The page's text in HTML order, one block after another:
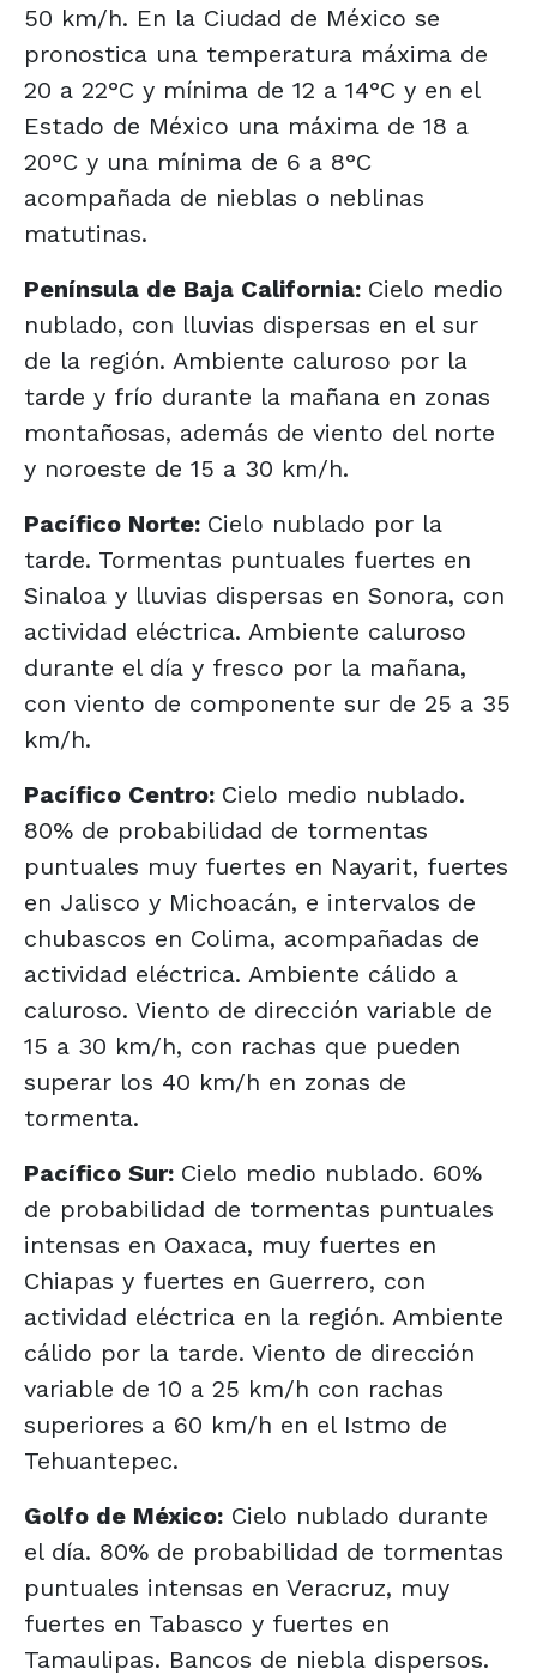
50 km/h. En la Ciudad de México se
pronostica una temperatura máxima de
20 a 22°C y mínima de 12 a 14°C y en el
Estado de México una máxima de 18 a
20°C y una mínima de 6 a 8°C
acompañada de nieblas o neblinas
matutinas.
Península de Baja California: Cielo medio
nublado, con lluvias dispersas en el sur
de la región. Ambiente caluroso por la
tarde y frío durante la mañana en zonas
montañosas, además de viento del norte
y noroeste de 15 a 30 km/h.
Pacífico Norte: Cielo nublado por la
tarde. Tormentas puntuales fuertes en
Sinaloa y lluvias dispersas en Sonora, con
actividad eléctrica. Ambiente caluroso
durante el día y fresco por la mañana,
con viento de componente sur de 25 a 35
km/h.
Pacífico Centro: Cielo medio nublado.
80% de probabilidad de tormentas
puntuales muy fuertes en Nayarit, fuertes
en Jalisco y Michoacán, e intervalos de
chubascos en Colima, acompañadas de
actividad eléctrica. Ambiente cálido a
caluroso. Viento de dirección variable de
15 a 30 km/h, con rachas que pueden
superar los 40 km/h en zonas de
tormenta.
Pacífico Sur: Cielo medio nublado. 60%
de probabilidad de tormentas puntuales
intensas en Oaxaca, muy fuertes en
Chiapas y fuertes en Guerrero, con
actividad eléctrica en la región. Ambiente
cálido por la tarde. Viento de dirección
variable de 10 a 25 km/h con rachas
superiores a 60 km/h en el Istmo de
Tehuantepec.
Golfo de México: Cielo nublado durante
el día. 80% de probabilidad de tormentas
puntuales intensas en Veracruz, muy
fuertes en Tabasco y fuertes en
Tamaulipas. Bancos de niebla dispersos.